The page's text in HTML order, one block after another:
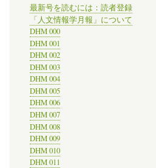
最新号を読むには：読者登録
「人文情報学月報」について
DHM 000
DHM 001
DHM 002
DHM 003
DHM 004
DHM 005
DHM 006
DHM 007
DHM 008
DHM 009
DHM 010
DHM 011